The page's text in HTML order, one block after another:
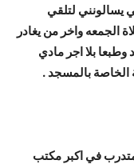
يسالونني لتلقي
الجمعه واخر من يغادر
بلا اجر مادي
الخاصة بالمسجد .
في اكبر مكتب